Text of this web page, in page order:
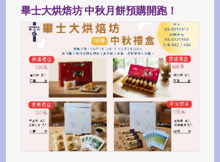
畢士大烘焙坊 中秋月餅預購開跑！